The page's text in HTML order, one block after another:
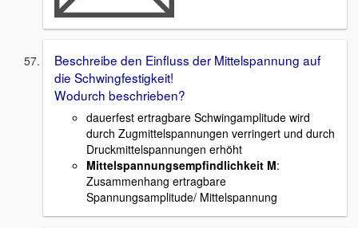
Beschreibe den Einfluss der Mittelspannung auf
die Schwingfestigkeit!
Wodurch beschrieben?
dauerfest ertragbare Schwingamplitude wird
durch Zugmittelspannungen verringert und durch
Druckmittelspannungen erhöht
Mittelspannungsempfindlichkeit M:
Zusammenhang ertragbare
Spannungsamplitude/ Mittelspannung